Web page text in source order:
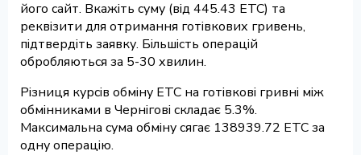
його сайт. Вкажіть суму (від 445.43 ETC) та
реквізити для отримання готівкових гривень,
підтвердіть заявку. Більшість операцій
обробляються за 5-30 хвилин.
Різниця курсів обміну ETC на готівкові гривні між
обмінниками в Чернігові складає 5.3%.
Максимальна сума обміну сягає 138939.72 ETC за
одну операцію.